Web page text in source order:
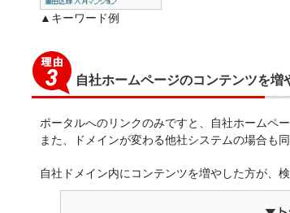
▲キーワード例
自社ホームページのコンテンツを増
ポータルへのリンクのみですと、自社ホームペ
また、ドメインが変わる他社システムの場合も同
自社ドメイン内にコンテンツを増やした方が、